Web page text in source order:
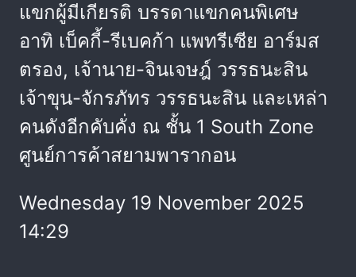
แขกผู้มีเกียรติ บรรดาแขกคนพิเศษ
อาทิ เบ็คกี้-รีเบคก้า แพทรีเซีย อาร์มส
ตรอง, เจ้านาย-จินเจษฎ์ วรรธนะสิน
เจ้าขุน-จักรภัทร วรรธนะสิน และเหล่า
คนดังอีกคับคั่ง ณ ชั้น 1 South Zone
ศูนย์การค้าสยามพารากอน
Wednesday 19 November 2025
14:29